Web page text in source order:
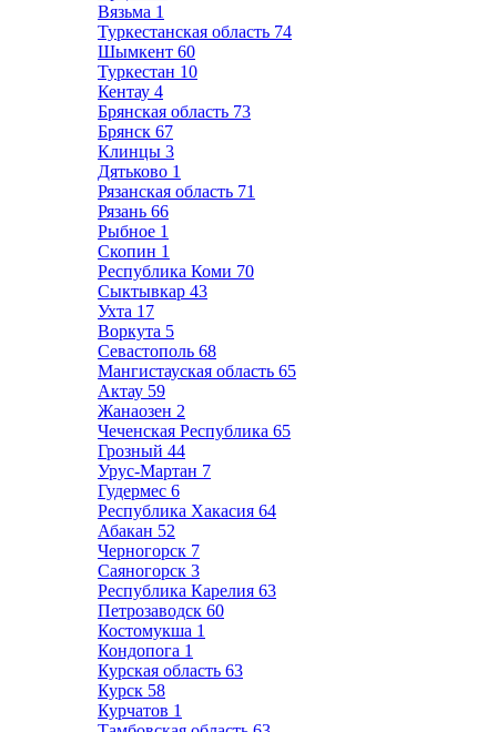
Вязьма 1
Туркестанская область 74
Шымкент 60
Туркестан 10
Кентау 4
Брянская область 73
Брянск 67
Клинцы 3
Дятьково 1
Рязанская область 71
Рязань 66
Рыбное 1
Скопин 1
Республика Коми 70
Сыктывкар 43
Ухта 17
Воркута 5
Севастополь 68
Мангистауская область 65
Актау 59
Жанаозен 2
Чеченская Республика 65
Грозный 44
Урус-Мартан 7
Гудермес 6
Республика Хакасия 64
Абакан 52
Черногорск 7
Саяногорск 3
Республика Карелия 63
Петрозаводск 60
Костомукша 1
Кондопога 1
Курская область 63
Курск 58
Курчатов 1